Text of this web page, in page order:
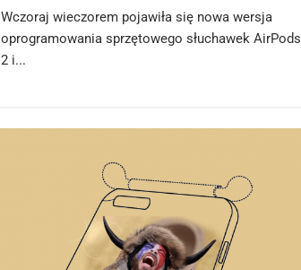
Wczoraj wieczorem pojawiła się nowa wersja
oprogramowania sprzętowego słuchawek AirPods
2 i...